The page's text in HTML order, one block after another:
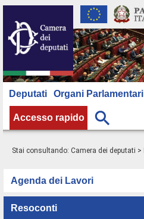
Deputati Organi Parlamentari
Accesso rapido
Stai consultando: Camera dei deputati >
Agenda dei Lavori
Resoconti